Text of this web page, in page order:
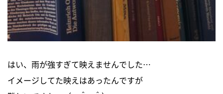
はい、雨が強すぎて映えませんでした…
イメージしてた映えはあったんですが